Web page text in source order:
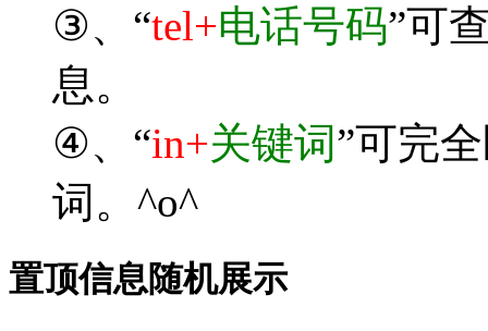
③、“tel+电话号码”可
息。
④、“in+关键词”可完
词。^o^
置顶信息随机展示